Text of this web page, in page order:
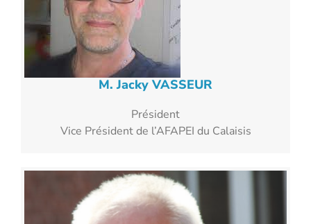
M. Jacky VASSEUR
Président
Vice Président de l’AFAPEI du Calaisis